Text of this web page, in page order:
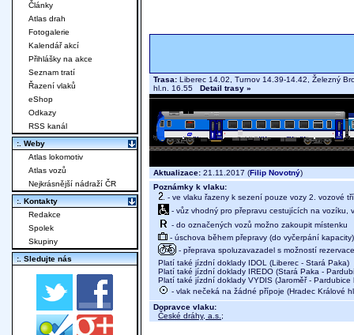
Trasa: Liberec 14.02, Turnov 14.39-14.42, Železný
hl.n. 16.55 Detail trasy »
Aktualizace: 21.11.2017 (Filip Novotný)
Poznámky k vlaku:
- ve vlaku řazeny k sezení pouze vozy 2. vozové
- vůz vhodný pro přepravu cestujících na vozíku,
- do označených vozů možno zakoupit místenku
- úschova během přepravy (do vyčerpání kapacity)
- přeprava spoluzavazadel s možností
Platí také jízdní doklady IDOL (Liberec - Stará Paka)
Platí také jízdní doklady IREDO (Stará Paka -
Platí také jízdní doklady VYDIS (Jaroměř - Pardubice
- vlak nečeká na žádné přípoje (Hradec Králové
Dopravce vlaku:
České dráhy, a.s. ;
Články
Atlas drah
Fotogalerie
Kalendář akcí
Přihlášky na akce
Seznam tratí
Řazení vlaků
eShop
Odkazy
RSS kanál
:. Weby
Atlas lokomotiv
Atlas vozů
Nejkrásnější nádraží ČR
:. Kontakty
Redakce
Spolek
Skupiny
:. Sledujte nás